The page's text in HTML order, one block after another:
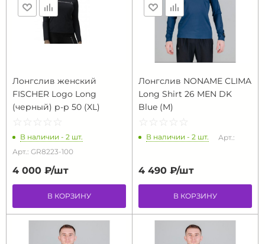
Лонгслив женский
FISCHER Logo Long
(черный) р-р 50 (XL)
☆ ☆ ☆ ☆ ☆
★ ★ ★ ★ ★
В наличии - 2 шт.
Арт.: GR8223-100
4 000 ₽/шт
В КОРЗИНУ
Лонгслив NONAME CLIMA
Long Shirt 26 MEN DK
Blue (M)
☆ ☆ ☆ ☆ ☆
★ ★ ★ ★ ★
В наличии - 2 шт. Арт.:
4 490 ₽/шт
В КОРЗИНУ